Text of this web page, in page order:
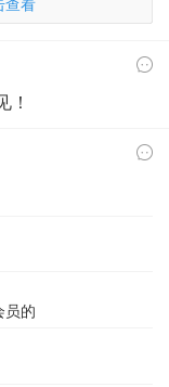
查看
！
员的